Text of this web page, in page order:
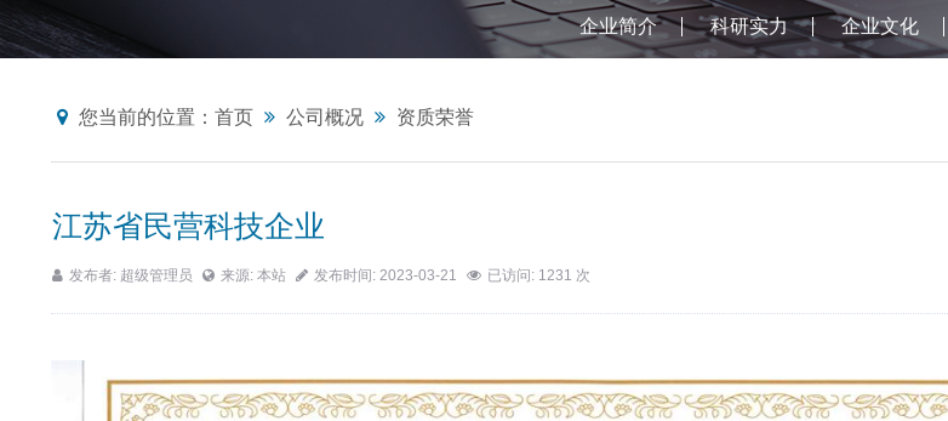
企业简介 科研实力 企业文化
您当前的位置： 首页 公司概况 资质荣誉
江苏省民营科技企业
发布者: 超级管理员 来源: 本站 发布时间: 2023-03-21 已访问: 1231 次